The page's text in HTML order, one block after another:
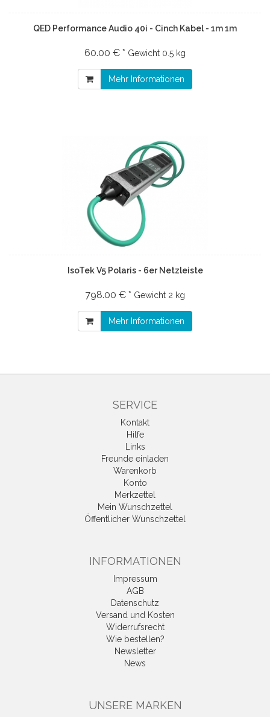
QED Performance Audio 40i - Cinch Kabel - 1m 1m
60.00 € * Gewicht 0.5 kg
Mehr Informationen
IsoTek V5 Polaris - 6er Netzleiste
798.00 € * Gewicht 2 kg
Mehr Informationen
SERVICE
Kontakt
Hilfe
Links
Freunde einladen
Warenkorb
Konto
Merkzettel
Mein Wunschzettel
Öffentlicher Wunschzettel
INFORMATIONEN
Impressum
AGB
Datenschutz
Versand und Kosten
Widerrufsrecht
Wie bestellen?
Newsletter
News
UNSERE MARKEN